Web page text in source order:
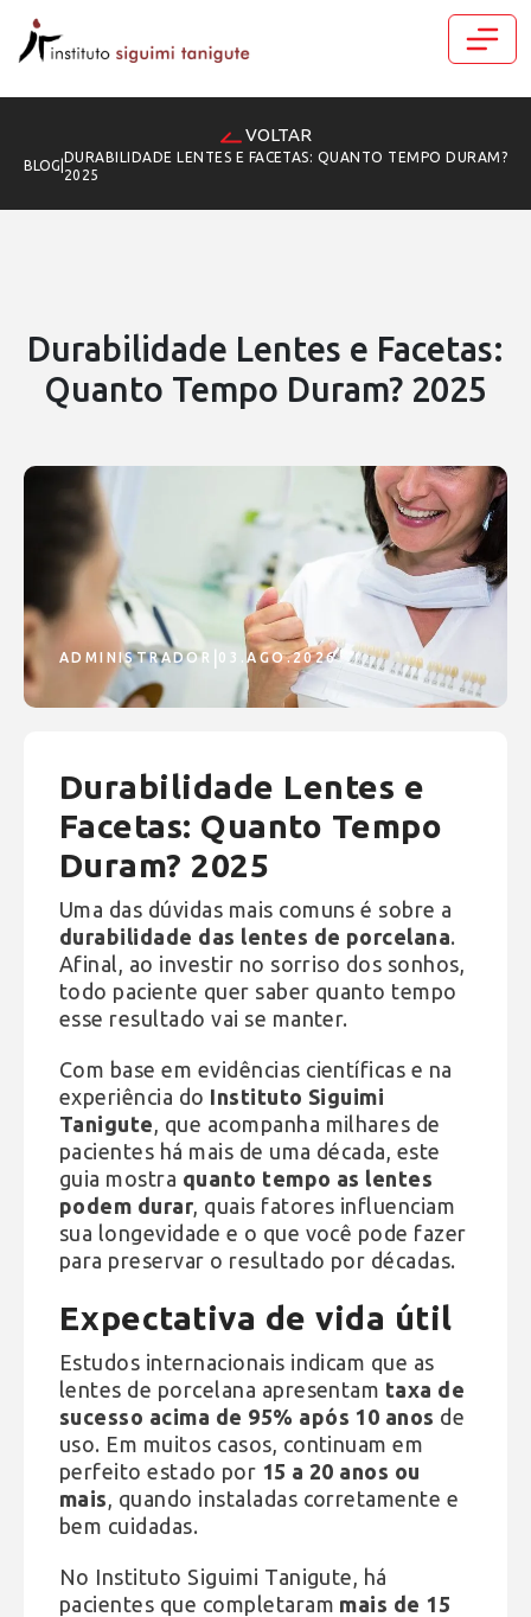
VOLTAR
BLOG
DURABILIDADE LENTES E FACETAS: QUANTO TEMPO DURAM?
2025
Durabilidade Lentes e Facetas:
Quanto Tempo Duram? 2025
ADMINISTRADOR 03.AGO.2026
Durabilidade Lentes e
Facetas: Quanto Tempo
Duram? 2025
Uma das dúvidas mais comuns é sobre a
durabilidade das lentes de porcelana.
Afinal, ao investir no sorriso dos sonhos,
todo paciente quer saber quanto tempo
esse resultado vai se manter.
Com base em evidências científicas e na
experiência do Instituto Siguimi
Tanigute , que acompanha milhares de
pacientes há mais de uma década, este
guia mostra quanto tempo as lentes
podem durar , quais fatores influenciam
sua longevidade e o que você pode fazer
para preservar o resultado por décadas.
Expectativa de vida útil
Estudos internacionais indicam que as
lentes de porcelana apresentam taxa de
sucesso acima de 95% após 10 anos de
uso. Em muitos casos, continuam em
perfeito estado por 15 a 20 anos ou
mais , quando instaladas corretamente e
bem cuidadas.
No Instituto Siguimi Tanigute, há
pacientes que completaram mais de 15